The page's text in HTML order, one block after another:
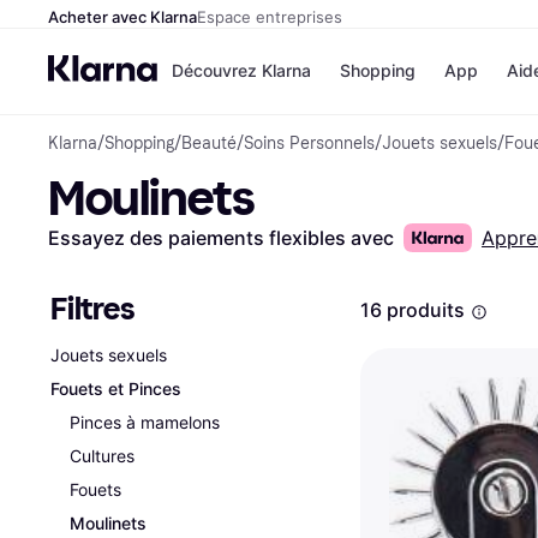
Acheter avec KlarnaEspace entreprises
Découvrez Klarna
Options de
Payer maintenant
Paiement en 3 fois
Klarna sur Apple Pay
Shopping
Magasins
Temu
App
Klarna/Shopping/Beauté/Soins Personnels/Jouets sexuels/
Moulinets
Essayez des paiements flexibles avec
Filtres
Jouets sexuels
Fouets et Pinces
Pinces à mamelons
Cultures
Fouets
Moulinets
16 produits